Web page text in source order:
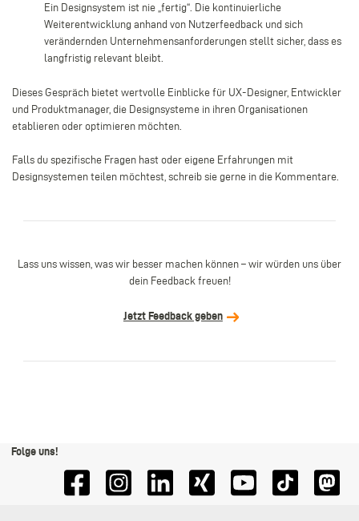
Ein Designsystem ist nie „fertig“. Die kontinuierliche
Weiterentwicklung anhand von Nutzerfeedback und sich
verändernden Unternehmensanforderungen stellt sicher, dass es
langfristig relevant bleibt.
Dieses Gespräch bietet wertvolle Einblicke für UX-Designer, Entwickler
und Produktmanager, die Designsysteme in ihren Organisationen
etablieren oder optimieren möchten.
Falls du spezifische Fragen hast oder eigene Erfahrungen mit
Designsystemen teilen möchtest, schreib sie gerne in die Kommentare.
Lass uns wissen, was wir besser machen können – wir würden uns über
dein Feedback freuen!
Jetzt Feedback geben
Folge uns!